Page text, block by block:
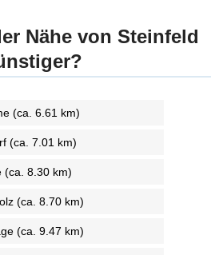
Nähe von Steinfeld
(ca. 6.61 km)
(ca. 7.01 km)
(ca. 8.30 km)
(ca. 8.70 km)
(ca. 9.47 km)